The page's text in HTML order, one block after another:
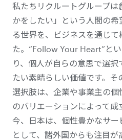
私たちリクルートグループ
かをしたい」という人間の
る世界を、ビジネスを通じて
た。“Follow Your Heart”と
り、個人が自らの意思で選
たい素晴らしい価値です。
選択肢は、企業や事業主の
のバリエーションによって
今、日本は、個性豊かなサ
として、諸外国からも注目が